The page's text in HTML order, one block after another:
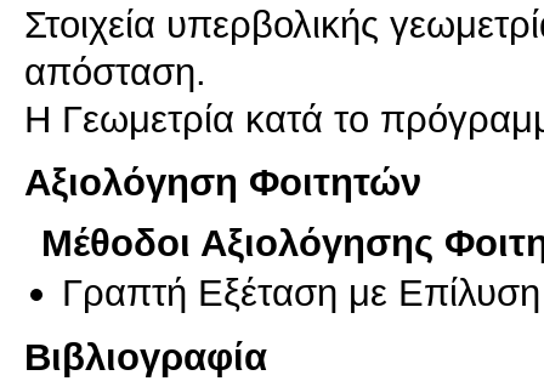
Στοιχεία υπερβολικής
απόσταση.
Η Γεωμετρία κατά το
Αξιολόγηση Φοιτητών
Μέθοδοι Αξιολόγησης
Γραπτή Εξέταση με
Βιβλιογραφία